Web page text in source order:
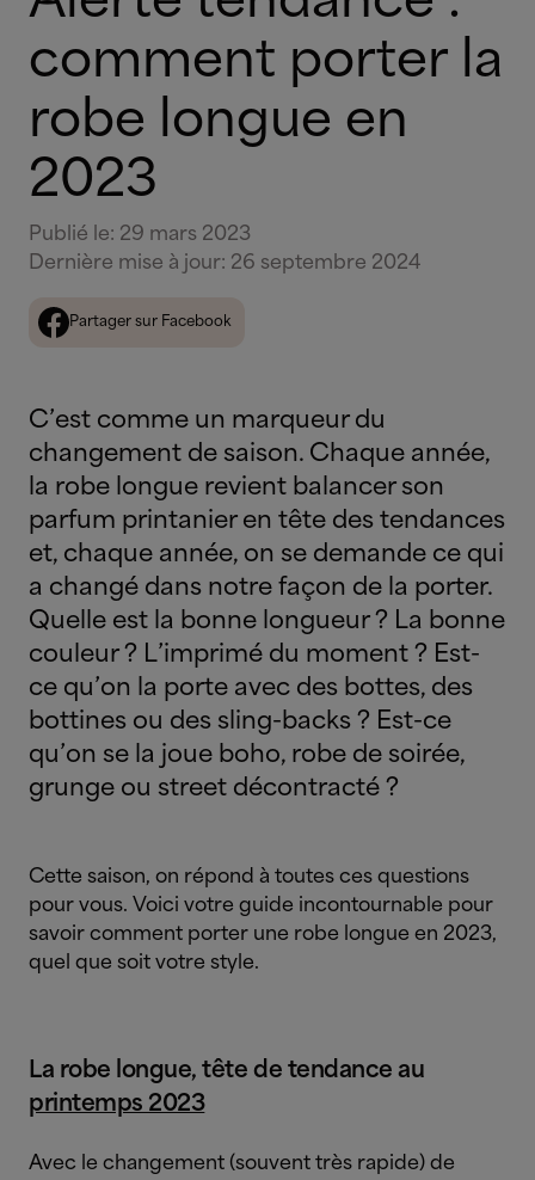
comment porter la
robe longue en
2023
Publié le: 29 mars 2023
Dernière mise à jour: 26 septembre 2024
Partager sur Facebook
C’est comme un marqueur du
changement de saison. Chaque année,
la robe longue revient balancer son
parfum printanier en tête des tendances
et, chaque année, on se demande ce qui
a changé dans notre façon de la porter.
Quelle est la bonne longueur ? La bonne
couleur ? L’imprimé du moment ? Est-
ce qu’on la porte avec des bottes, des
bottines ou des sling-backs ? Est-ce
qu’on se la joue boho, robe de soirée,
grunge ou street décontracté ?
Cette saison, on répond à toutes ces questions
pour vous. Voici votre guide incontournable pour
savoir comment porter une robe longue en 2023,
quel que soit votre style.
La robe longue, tête de tendance au
printemps 2023
Avec le changement (souvent très rapide) de